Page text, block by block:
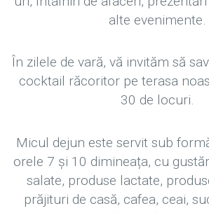
alte evenimente.
În zilele de vară, vă invităm să
cocktail răcoritor pe terasa
30 de locuri.
Micul dejun este servit sub
orele 7 și 10 dimineața, cu
salate, produse lactate,
prăjituri de casă, cafea, ceai,